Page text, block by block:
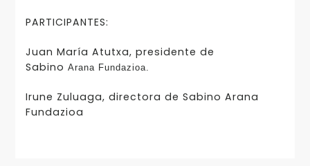
PARTICIPANTES:
Juan María Atutxa, presidente de
Sabino Arana Fundazioa.
Irune Zuluaga, directora de Sabino Arana
Fundazioa